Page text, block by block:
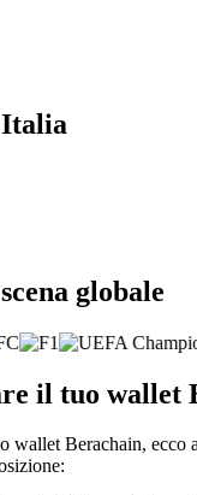
globale
il tuo wallet
wallet Berachain, ecco